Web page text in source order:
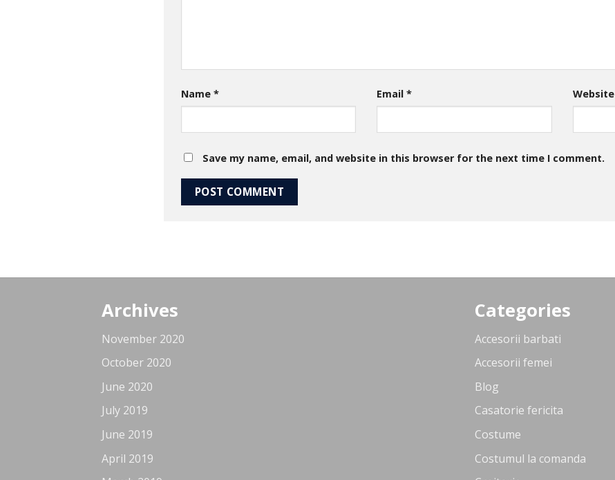
Name * Email* Website
Save my name, email, and website in this browser for the next time I comment.
Archives
November 2020
October 2020
June 2020
July 2019
June 2019
April 2019
Categories
Accesorii barbati
Accesorii femei
Blog
Casatorie fericita
Costume
Costumul la comanda